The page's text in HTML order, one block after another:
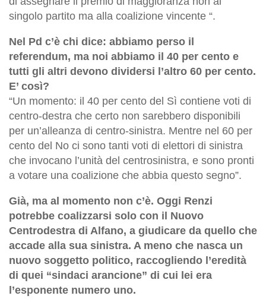
singolo partito ma alla coalizione vincente “.
Nel Pd c’è chi dice: abbiamo perso il
referendum, ma noi abbiamo il 40 per cento e
tutti gli altri devono dividersi l’altro 60 per cento.
E’ così?
“Un momento: il 40 per cento del Sì contiene voti di
centro-destra che certo non sarebbero disponibili
per un’alleanza di centro-sinistra. Mentre nel 60 per
cento del No ci sono tanti voti di elettori di sinistra
che invocano l’unità del centrosinistra, e sono pronti
a votare una coalizione che abbia questo segno”.
Già, ma al momento non c’è. Oggi Renzi
potrebbe coalizzarsi solo con il Nuovo
Centrodestra di Alfano, a giudicare da quello che
accade alla sua sinistra. A meno che nasca un
nuovo soggetto politico, raccogliendo l’eredità
di quei “sindaci arancione” di cui lei era
l’esponente numero uno.